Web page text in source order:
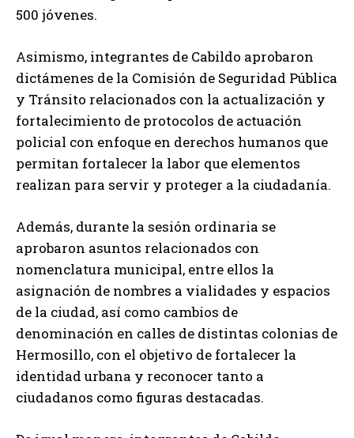
500 jóvenes.
Asimismo, integrantes de Cabildo aprobaron
dictámenes de la Comisión de Seguridad Pública
y Tránsito relacionados con la actualización y
fortalecimiento de protocolos de actuación
policial con enfoque en derechos humanos que
permitan fortalecer la labor que elementos
realizan para servir y proteger a la ciudadanía.
Además, durante la sesión ordinaria se
aprobaron asuntos relacionados con
nomenclatura municipal, entre ellos la
asignación de nombres a vialidades y espacios
de la ciudad, así como cambios de
denominación en calles de distintas colonias de
Hermosillo, con el objetivo de fortalecer la
identidad urbana y reconocer tanto a
ciudadanos como figuras destacadas.